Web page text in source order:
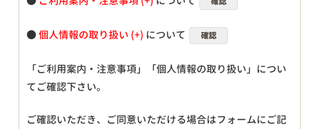
●個人情報の取り扱い について 確認
「ご利用案内・注意事項」「個人情報の取り扱い」につい
てご確認下さい。
ご確認いただき、ご同意いただける場合はフォームにご記